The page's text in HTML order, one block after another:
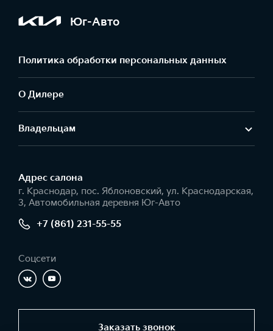
Юг-Авто
Политика обработки персональных данных
О Дилере
Владельцам
Адрес салонa
г. Краснодар, пос. Яблоновский, ул. Краснодарская,
3, Автомобильная деревня Юг-Авто
+7 (861) 231-55-55
Соцсети
Заказать звонок